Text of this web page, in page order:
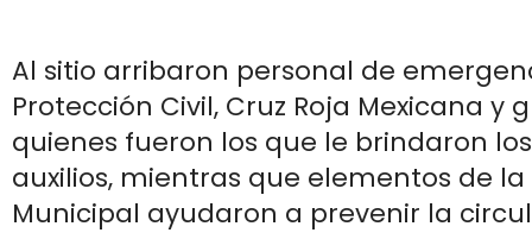
Al sitio arribaron personal de
Protección Civil, Cruz Roja Mexicana y
quienes fueron los que le brindaron
auxilios, mientras que elementos de la
Municipal ayudaron a prevenir la